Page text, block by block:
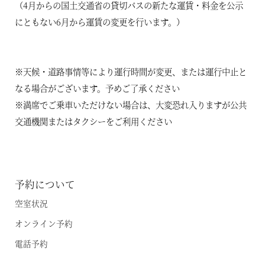
（4月からの国土交通省の貸切バスの新たな運賃・料金を公示
にともない6月から運賃の変更を行います。）
※天候・道路事情等により運行時間が変更、または運行中止と
なる場合がございます。予めご了承ください
※満席でご乗車いただけない場合は、大変恐れ入りますが公共
交通機関またはタクシーをご利用ください
お電話でのご予約はこちら
予約について
空室状況
オンライン予約
電話予約